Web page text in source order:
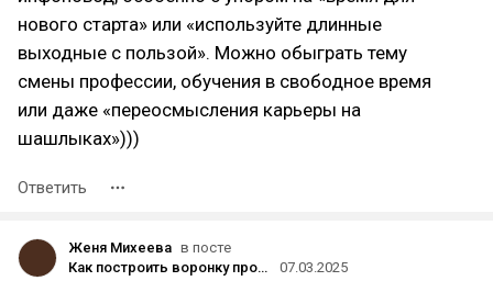
нового старта» или «используйте длинные
выходные с пользой». Можно обыграть тему
смены профессии, обучения в свободное время
или даже «переосмысления карьеры на
шашлыках»)))
Ответить
Женя Михеева в посте
Как построить воронку продаж с помощью инфоповодов
07.03.2025